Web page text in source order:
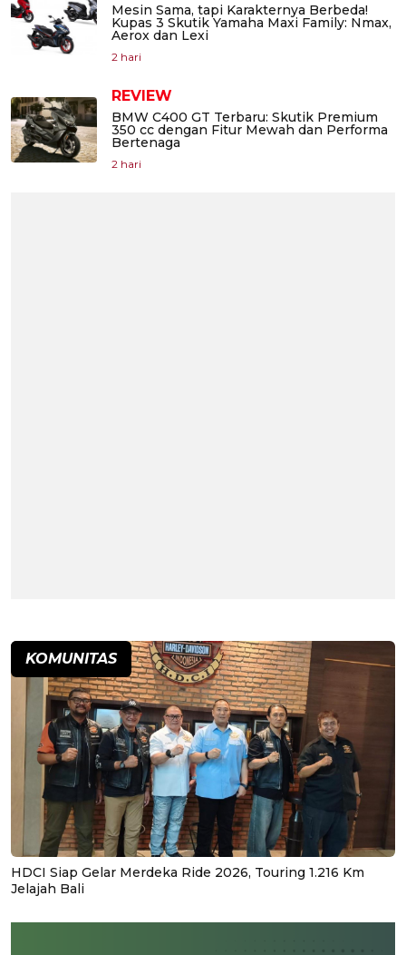
Mesin Sama, tapi Karakternya Berbeda!
Kupas 3 Skutik Yamaha Maxi Family: Nmax,
Aerox dan Lexi
2 hari
REVIEW
BMW C400 GT Terbaru: Skutik Premium
350 cc dengan Fitur Mewah dan Performa
Bertenaga
2 hari
KOMUNITAS
HDCI Siap Gelar Merdeka Ride 2026, Touring 1.216 Km
Jelajah Bali